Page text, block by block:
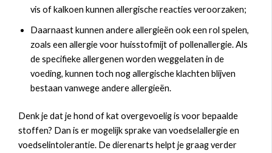
vis of kalkoen kunnen allergische reacties veroorzaken;
Daarnaast kunnen andere allergieën ook een rol spelen,
zoals een allergie voor huisstofmijt of pollenallergie. Als
de specifieke allergenen worden weggelaten in de
voeding, kunnen toch nog allergische klachten blijven
bestaan vanwege andere allergieën.
Denk je dat je hond of kat overgevoelig is voor bepaalde
stoffen? Dan is er mogelijk sprake van voedselallergie en
voedselintolerantie. De dierenarts helpt je graag verder